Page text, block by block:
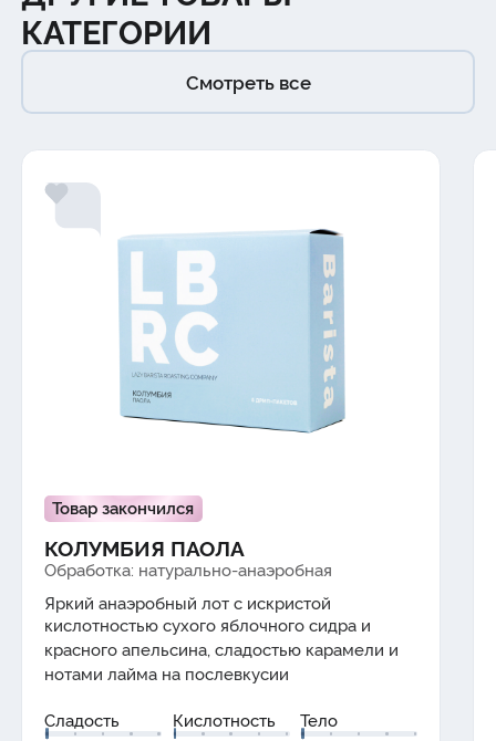
КАТЕГОРИИ
Смотреть все
Товар закончился
КОЛУМБИЯ ПАОЛА
Обработка: натурально-анаэробная
Яркий анаэробный лот с искристой
кислотностьюсухого яблочногосидра и
красногоапельсина, сладостью карамели и
нотамилайма на послевкусии
Сладость
Кислотность Тело